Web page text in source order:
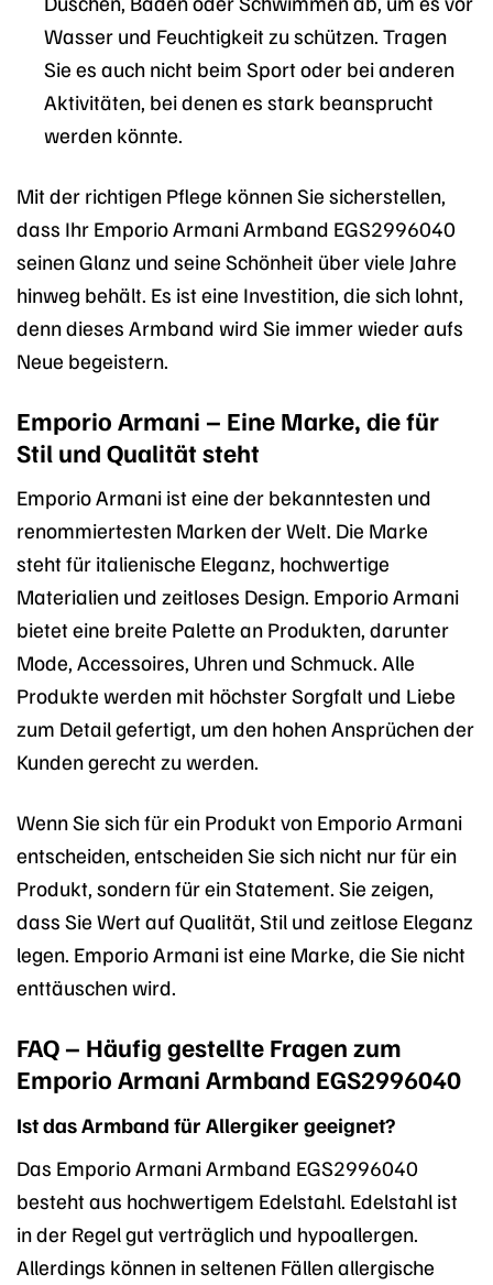
Wasser und Feuchtigkeit zu schützen. Tragen
Sie es auch nicht beim Sport oder bei anderen
Aktivitäten, bei denen es stark beansprucht
werden könnte.
Mit der richtigen Pflege können Sie sicherstellen,
dass Ihr Emporio Armani Armband EGS2996040
seinen Glanz und seine Schönheit über viele Jahre
hinweg behält. Es ist eine Investition, die sich lohnt,
denn dieses Armband wird Sie immer wieder aufs
Neue begeistern.
Emporio Armani – Eine Marke, die für
Stil und Qualität steht
Emporio Armani ist eine der bekanntesten und
renommiertesten Marken der Welt. Die Marke
steht für italienische Eleganz, hochwertige
Materialien und zeitloses Design. Emporio Armani
bietet eine breite Palette an Produkten, darunter
Mode, Accessoires, Uhren und Schmuck. Alle
Produkte werden mit höchster Sorgfalt und Liebe
zum Detail gefertigt, um den hohen Ansprüchen der
Kunden gerecht zu werden.
Wenn Sie sich für ein Produkt von Emporio Armani
entscheiden, entscheiden Sie sich nicht nur für ein
Produkt, sondern für ein Statement. Sie zeigen,
dass Sie Wert auf Qualität, Stil und zeitlose Eleganz
legen. Emporio Armani ist eine Marke, die Sie nicht
enttäuschen wird.
FAQ – Häufig gestellte Fragen zum
Emporio Armani Armband EGS2996040
Ist das Armband für Allergiker geeignet?
Das Emporio Armani Armband EGS2996040
besteht aus hochwertigem Edelstahl. Edelstahl ist
in der Regel gut verträglich und hypoallergen.
Allerdings können in seltenen Fällen allergische